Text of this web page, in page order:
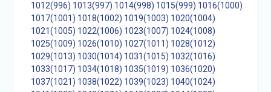
1012(996) 1013(997) 1014(998) 1015(999) 1016(1000)
1017(1001) 1018(1002) 1019(1003) 1020(1004)
1021(1005) 1022(1006) 1023(1007) 1024(1008)
1025(1009) 1026(1010) 1027(1011) 1028(1012)
1029(1013) 1030(1014) 1031(1015) 1032(1016)
1033(1017) 1034(1018) 1035(1019) 1036(1020)
1037(1021) 1038(1022) 1039(1023) 1040(1024)